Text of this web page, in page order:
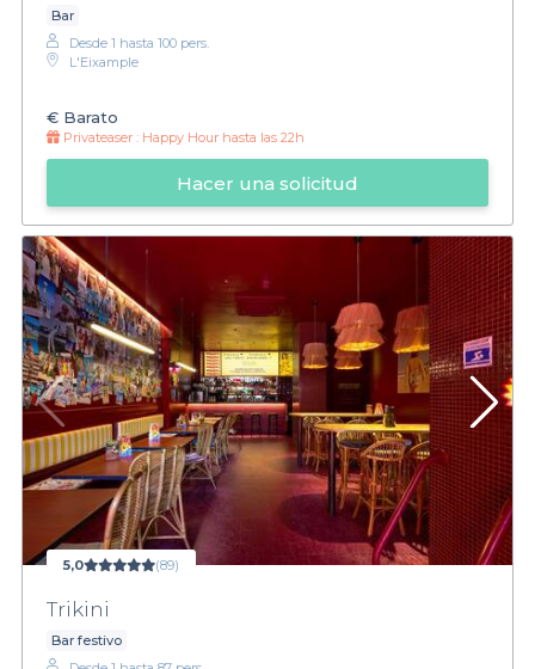
Bar
Desde 1 hasta 100 pers.
L'Eixample
€ Barato
Privateaser : Happy Hour hasta las 22h
Hacer una solicitud
5,0 (89)
Trikini
Bar festivo